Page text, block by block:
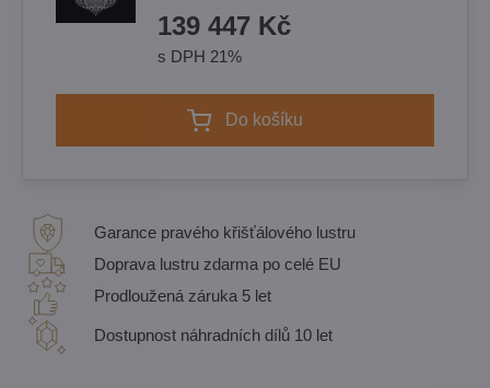
139 447 Kč
s DPH 21%
Do košíku
Garance pravého křišťálového lustru
Doprava lustru zdarma po celé EU
Prodloužená záruka 5 let
Dostupnost náhradních dílů 10 let